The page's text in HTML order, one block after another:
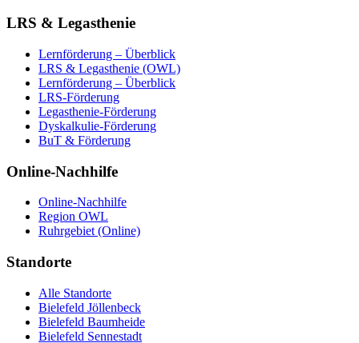
LRS & Legasthenie
Lernförderung – Überblick
LRS & Legasthenie (OWL)
Lernförderung – Überblick
LRS-Förderung
Legasthenie-Förderung
Dyskalkulie-Förderung
BuT & Förderung
Online-Nachhilfe
Online-Nachhilfe
Region OWL
Ruhrgebiet (Online)
Standorte
Alle Standorte
Bielefeld Jöllenbeck
Bielefeld Baumheide
Bielefeld Sennestadt